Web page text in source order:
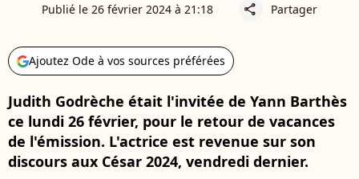
Publié le 26 février 2024 à 21:18 share Partager
Ajoutez Ode à vos sources préférées
Judith Godrèche était l'invitée de Yann Barthès
ce lundi 26 février, pour le retour de vacances
de l'émission. L'actrice est revenue sur son
discours aux César 2024, vendredi dernier.